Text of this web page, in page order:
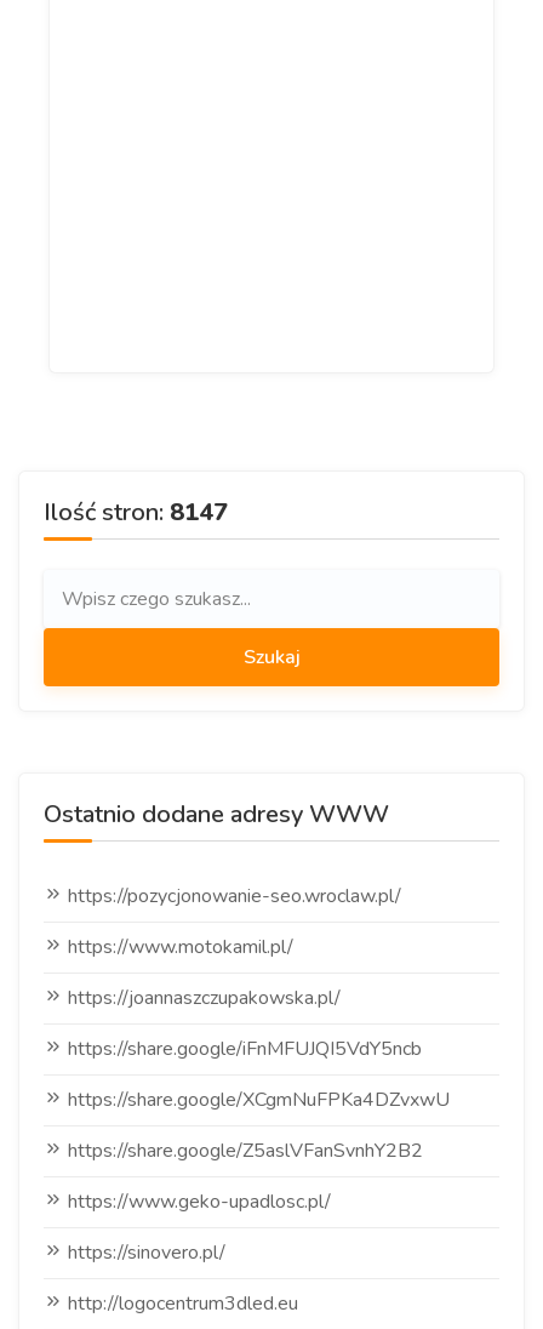
Ilość stron: 8147
Ostatnio dodane adresy WWW
https://pozycjonowanie-seo.wroclaw.pl/
https://www.motokamil.pl/
https://joannaszczupakowska.pl/
https://share.google/iFnMFUJQI5VdY5ncb
https://share.google/XCgmNuFPKa4DZvxwU
https://share.google/Z5aslVFanSvnhY2B2
https://www.geko-upadlosc.pl/
https://sinovero.pl/
http://logocentrum3dled.eu